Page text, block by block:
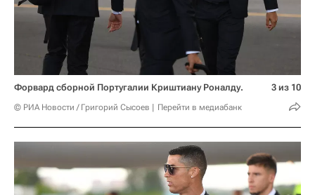
Форвард сборной Португалии Криштиану Роналду.
© РИА Новости / Григорий Сысоев Перейти в медиабанк
3 из 10